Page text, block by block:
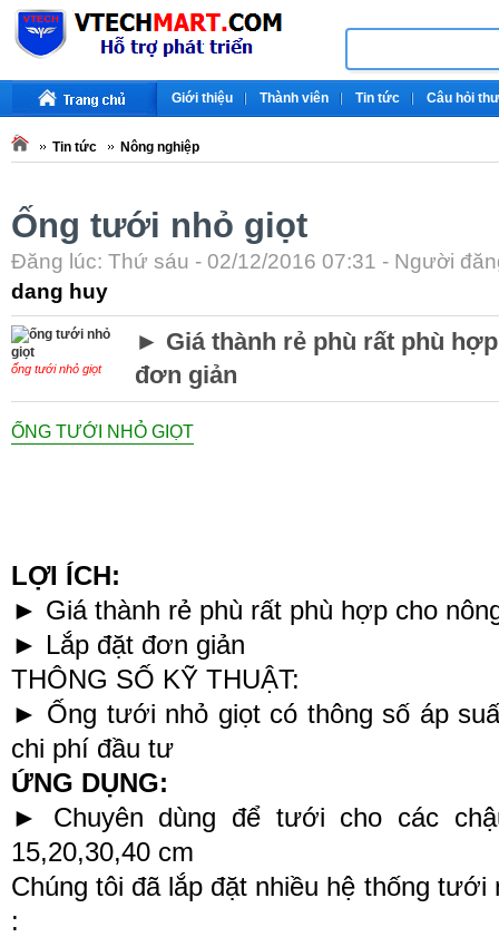
Giới thiệu Thành viên Tin tức Câu hỏi
Tin tức Nông nghiệp
Ống tưới nhỏ giọt
Đăng lúc: Thứ sáu - 02/12/2016 07:31 - Người
dang huy
ống tưới nhỏ giọt
► Giá thành rẻ phù rất phù
đơn giản
ỐNG TƯỚI NHỎ GIỌT
LỢI ÍCH:
► Giá thành rẻ phù rất phù hợp cho
► Lắp đặt đơn giản
THÔNG SỐ KỸ THUẬT:
► Ống tưới nhỏ giọt có thông số áp
chi phí đầu tư
ỨNG DỤNG:
► Chuyên dùng để tưới cho các
15,20,30,40 cm
Chúng tôi đã lắp đặt nhiều hệ thống
: